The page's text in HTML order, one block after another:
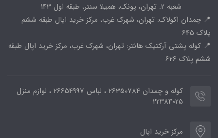
شعبه 2: تهران، پونک، همیلا سنتر، طبقه اول 143
📍 چمدان اکولاک: تهران، شهرک غرب، مرکز خرید اپال طبقه ششم
پلاک 645
📍 کوله پشتی آرکتیک هانتر: تهران، شهرک غرب، مرکز خرید اپال طبقه
ششم پلاک 626
کوله و چمدان 26350784 ، لباس 26654997 ، لوازم منزل
22384025
مرکز خرید اپال